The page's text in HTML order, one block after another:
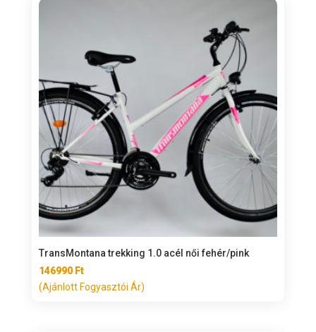
TransMontana trekking 1.0 acél női fehér/pink
146990 Ft
(Ajánlott Fogyasztói Ár)